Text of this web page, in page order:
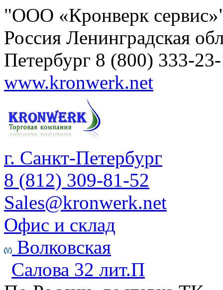
"ООО «Кронверк
Россия Ленинградская
Петербург 8 (800) 333-
www.kronwerk.net
г. Санкт-Петербург
8 (812) 309-81-52
Sales@kronwerk.net
Офис и склад
Волковская
Салова 32 лит.П